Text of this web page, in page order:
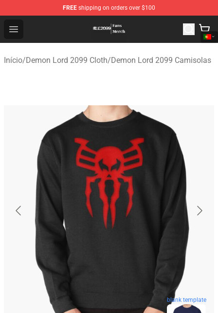
FREE shipping on orders over $100
Open menu
Demon Lord 2099 Store - Official Demon Lord 2099
Início/Demon Lord 2099 Cloth/Demon Lord 2099 Camisolas
blank template